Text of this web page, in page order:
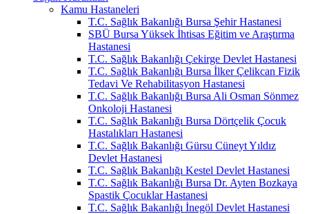
Kamu Hastaneleri
T.C. Sağlık Bakanlığı Bursa Şehir Hastanesi
SBÜ Bursa Yüksek İhtisas Eğitim ve Araştırma
Hastanesi
T.C. Sağlık Bakanlığı Çekirge Devlet Hastanesi
T.C. Sağlık Bakanlığı Bursa İlker Çelikcan Fizik
Tedavi Ve Rehabilitasyon Hastanesi
T.C. Sağlık Bakanlığı Bursa Ali Osman Sönmez
Onkoloji Hastanesi
T.C. Sağlık Bakanlığı Bursa Dörtçelik Çocuk
Hastalıkları Hastanesi
T.C. Sağlık Bakanlığı Gürsu Cüneyt Yıldız
Devlet Hastanesi
T.C. Sağlık Bakanlığı Kestel Devlet Hastanesi
T.C. Sağlık Bakanlığı Bursa Dr. Ayten Bozkaya
Spastik Çocuklar Hastanesi
T.C. Sağlık Bakanlığı İnegöl Devlet Hastanesi